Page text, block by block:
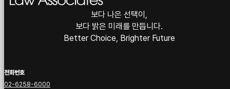
전화번호
02-6258-6000
보다 나은 선택이,
보다 밝은 미래를 만듭니다.
Better Choice, Brighter Future